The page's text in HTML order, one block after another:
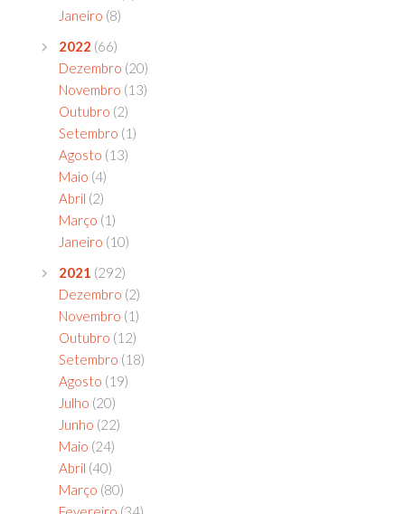
Janeiro (8)
2022 (66)
Dezembro (20)
Novembro (13)
Outubro (2)
Setembro (1)
Agosto (13)
Maio (4)
Abril (2)
Março (1)
Janeiro (10)
2021 (292)
Dezembro (2)
Novembro (1)
Outubro (12)
Setembro (18)
Agosto (19)
Julho (20)
Junho (22)
Maio (24)
Abril (40)
Março (80)